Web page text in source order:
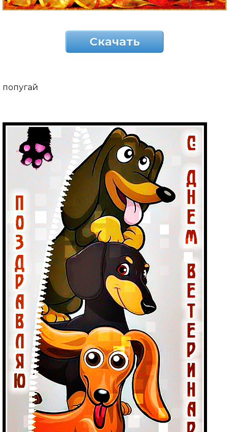
Скачать
попугай